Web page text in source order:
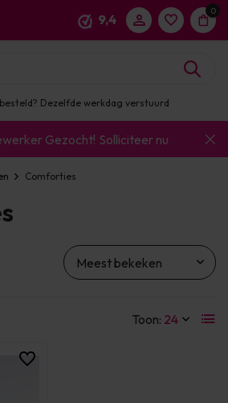
9,4
0
Dezelfde werkdag verstuurd
Gezocht! Solliciteer nu
Comforties
Toon: